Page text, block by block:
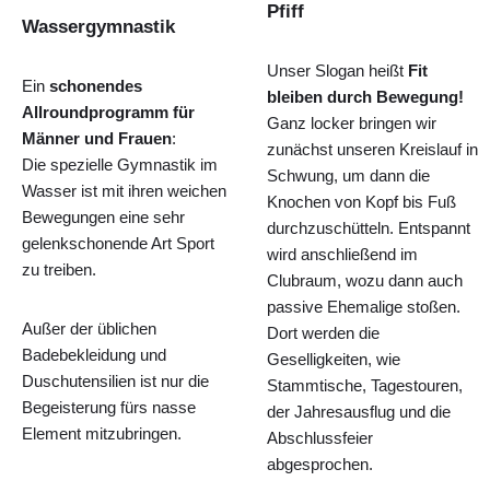
Wassergymnastik
Ein schonendes
Allroundprogramm für
Männer und Frauen:
Die spezielle Gymnastik im
Wasser ist mit ihren weichen
Bewegungen eine sehr
gelenkschonende Art Sport
zu treiben.
Außer der üblichen
Badebekleidung und
Duschutensilien ist nur die
Begeisterung fürs nasse
Element mitzubringen.
Pfiff
Unser Slogan heißt Fit
bleiben durch Bewegung!
Ganz locker bringen wir
zunächst unseren Kreislauf in
Schwung, um dann die
Knochen von Kopf bis Fuß
durchzuschütteln. Entspannt
wird anschließend im
Clubraum, wozu dann auch
passive Ehemalige stoßen.
Dort werden die
Geselligkeiten, wie
Stammtische, Tagestouren,
der Jahresausflug und die
Abschlussfeier
abgesprochen.